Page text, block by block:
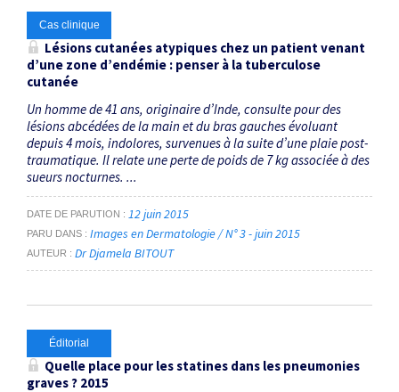
Cas clinique
Lésions cutanées atypiques chez un patient venant
d’une zone d’endémie : penser à la tuberculose
cutanée
Un homme de 41 ans, originaire d’Inde, consulte pour des
lésions abcédées de la main et du bras gauches évoluant
depuis 4 mois, indolores, survenues à la suite d’une plaie post-
traumatique. Il relate une perte de poids de 7 kg associée à des
sueurs nocturnes. ...
DATE DE PARUTION 12 juin 2015
PARU DANS Images en Dermatologie / N° 3 - juin 2015
AUTEUR Dr Djamela BITOUT
Éditorial
Quelle place pour les statines dans les pneumonies
graves ? 2015